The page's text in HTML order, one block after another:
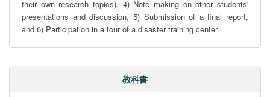
their own research topics), 4) Note making on other students'
presentations and discussion, 5) Submission of a final report,
and 6) Participation in a tour of a disaster training center.
教科書